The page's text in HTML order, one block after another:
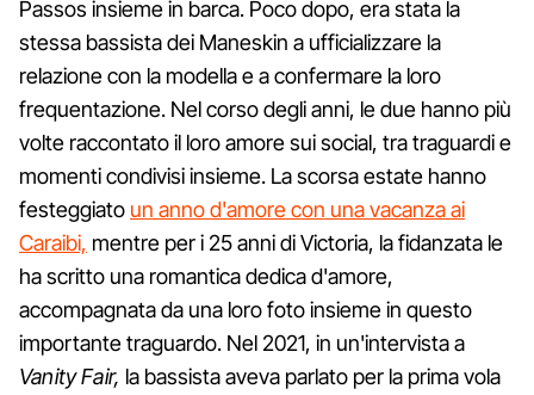
Passos insieme in barca. Poco dopo, era stata la
stessa bassista dei Maneskin a ufficializzare la
relazione con la modella e a confermare la loro
frequentazione. Nel corso degli anni, le due hanno più
volte raccontato il loro amore sui social, tra traguardi e
momenti condivisi insieme. La scorsa estate hanno
festeggiato un anno d'amore con una vacanza ai
Caraibi, mentre per i 25 anni di Victoria, la fidanzata le
ha scritto una romantica dedica d'amore,
accompagnata da una loro foto insieme in questo
importante traguardo. Nel 2021, in un'intervista a
Vanity Fair, la bassista aveva parlato per la prima vola